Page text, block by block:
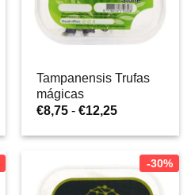
Tampanensis Trufas
mágicas
€8,75 - €12,25Gama
preços:
€12,25
-30%